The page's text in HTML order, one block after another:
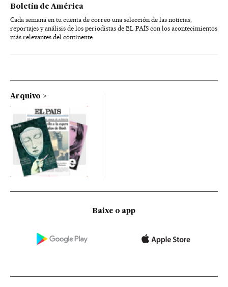
Boletín de América
Cada semana en tu cuenta de correo una selección de las noticias,
reportajes y análisis de los periodistas de EL PAÍS con los acontecimientos
más relevantes del continente.
Arquivo
Baixe o app